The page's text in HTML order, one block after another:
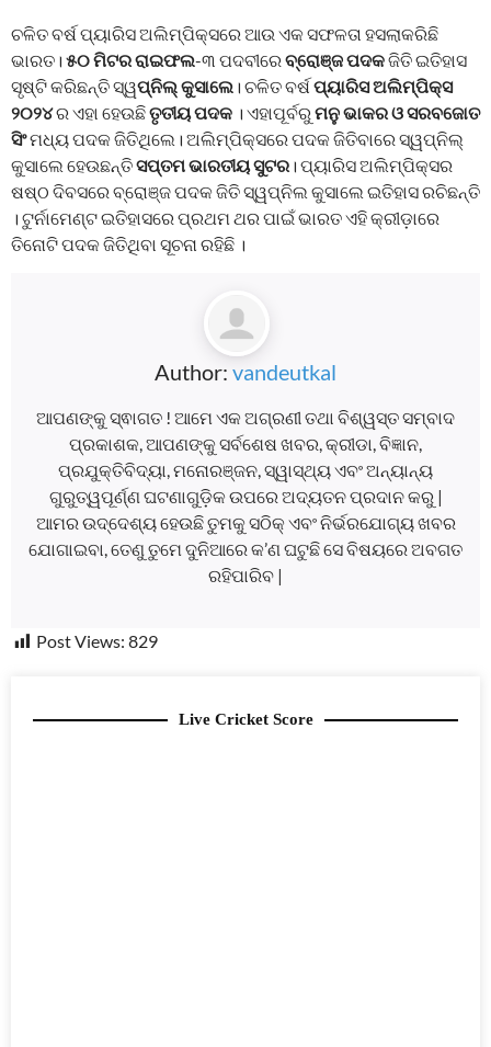
ଚଳିତ ବର୍ଷ ପ୍ୟାରିସ ଅଲିମ୍ପିକ୍ସରେ ଆଉ ଏକ ସଫଳତା ହସଲାକରିଛି
ଭାରତ। ୫୦ ମିଟର ରାଇଫଲ-୩ ପଦବୀରେ ବ୍ରୋଞ୍ଜ ପଦକଜିତି ଇତିହାସ
ସୃଷ୍ଟି କରିଛନ୍ତି ସ୍ୱପ୍ନିଲ୍ କୁସାଲେ । ଚଳିତ ବର୍ଷପ୍ୟାରିସ ଅଲିମ୍ପିକ୍ସ
୨୦୨୪ର ଏହା ହେଉଛିତୃତୀୟ ପଦକ । ଏହାପୂର୍ବରୁ ମନୁ ଭାକର ଓ ସରବଜୋତ
ସିଂମଧ୍ୟ ପଦକ ଜିତିଥିଲେ। ଅଲିମ୍ପିକ୍ସରେ ପଦକ ଜିତିବାରେ ସ୍ୱପ୍ନିଲ୍
କୁସାଲେ ହେଉଛନ୍ତିସପ୍ତମ ଭାରତୀୟ ସୁଟର । ପ୍ୟାରିସ ଅଲିମ୍ପିକ୍ସର
ଷଷ୍ଠ ଦିବସରେ ବ୍ରୋଞ୍ଜ ପଦକ ଜିତି ସ୍ୱପ୍ନିଲ କୁସାଲେ ଇତିହାସ ରଚିଛନ୍ତି
। ଟୁର୍ନାମେଣ୍ଟ ଇତିହାସରେ ପ୍ରଥମ ଥର ପାଇଁ ଭାରତ ଏହି କ୍ରୀଡ଼ାରେ
ତିନୋଟି ପଦକ ଜିତିଥିବା ସୂଚନା ରହିଛି ।
Author: vandeutkal
ଆପଣଙ୍କୁ ସ୍ଵାଗତ ! ଆମେ ଏକ ଅଗ୍ରଣୀ ତଥା ବିଶ୍ୱସ୍ତ ସମ୍ବାଦ
ପ୍ରକାଶକ, ଆପଣଙ୍କୁ ସର୍ବଶେଷ ଖବର, କ୍ରୀଡା, ବିଜ୍ଞାନ,
ପ୍ରଯୁକ୍ତିବିଦ୍ୟା, ମନୋରଞ୍ଜନ, ସ୍ୱାସ୍ଥ୍ୟ ଏବଂ ଅନ୍ୟାନ୍ୟ
ଗୁରୁତ୍ୱପୂର୍ଣ୍ଣ ଘଟଣାଗୁଡ଼ିକ ଉପରେ ଅଦ୍ୟତନ ପ୍ରଦାନ କରୁ |
ଆମର ଉଦ୍ଦେଶ୍ୟ ହେଉଛି ତୁମକୁ ସଠିକ୍ ଏବଂ ନିର୍ଭରଯୋଗ୍ୟ ଖବର
ଯୋଗାଇବା, ତେଣୁ ତୁମେ ଦୁନିଆରେ କ’ଣ ଘଟୁଛି ସେ ବିଷୟରେ ଅବଗତ
ରହିପାରିବ |
Post Views: 829
Live Cricket Score